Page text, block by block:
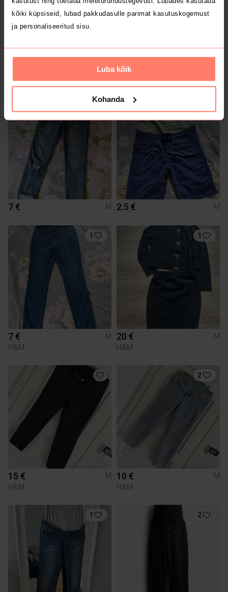
kõiki küpsiseid, lubad pakkudasulle parimat kasutuskogemust
ja personaliseeritud sisu.
Luba kõik
Kohanda
M
H&M
4 €
7 € M 2.5 € M
1
7 €
M
H&M
1
20 €
M
H&M
15 €
M
H&M
2
10 €
M
H&M
1 2